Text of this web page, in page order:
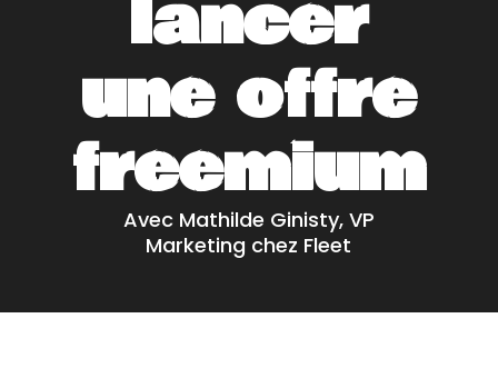
lancer
une offre
freemium
Avec Mathilde Ginisty, VP
Marketing chez Fleet